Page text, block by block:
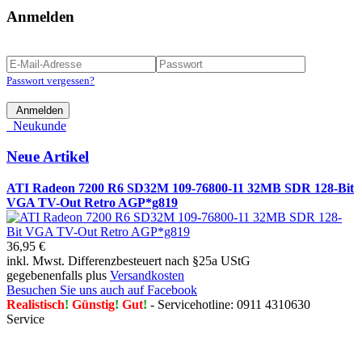
Anmelden
Passwort vergessen?
Anmelden
Neukunde
Neue Artikel
ATI Radeon 7200 R6 SD32M 109-76800-11 32MB SDR 128-Bit
VGA TV-Out Retro AGP*g819
36,95 €
inkl. Mwst. Differenzbesteuert nach §25a UStG
gegebenenfalls plus Versandkosten
Besuchen Sie uns auch auf Facebook
Realistisch! Günstig! Gut! - Servicehotline: 0911 4310630
Service